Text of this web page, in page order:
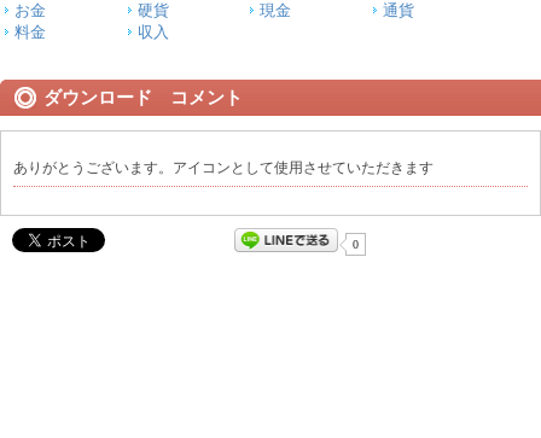
お金 硬貨 現金
通貨
料金
収入
ダウンロード コメント
ありがとうございます。アイコンとして使用させていただきます
0